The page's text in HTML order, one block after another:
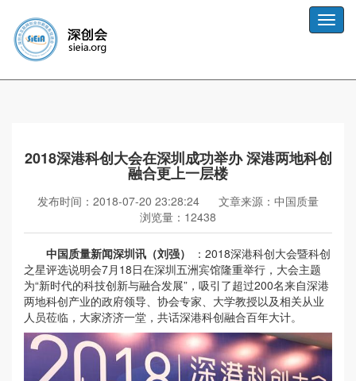
Toggle
2018深港科创大会在深圳成功举办 深港两地科创
融合更上一层楼
发布时间：2018-07-20 23:28:24
文章来源：中国质量
浏览量：12438
中国质量新闻深圳讯（刘强）
：2018深港科创大会暨科创
之星评选说明会7月18日在深圳五洲宾馆隆重举行，大会主题
为“新时代的科技创新与融合发展”，吸引了超过200名来自深港
两地科创产业的政府领导、协会专家、大学教授以及相关从业
人员莅临，大家济济一堂，共话深港科创融合百年大计。